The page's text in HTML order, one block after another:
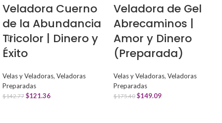
Veladora Cuerno
de la Abundancia
Tricolor | Dinero y
Éxito
Velas y Veladoras, Veladoras
Preparadas
$142.77 $121.36
Veladora de Gel
Abrecaminos |
Amor y Dinero
(Preparada)
Velas y Veladoras, Veladoras
Preparadas
$175.40 $149.09